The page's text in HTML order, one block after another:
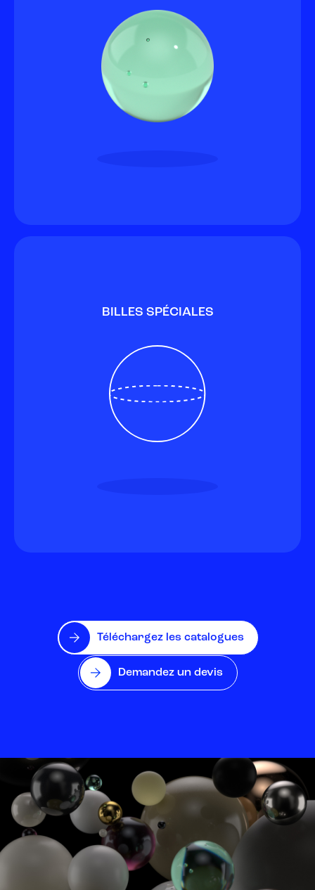
BILLES SPÉCIALES
Téléchargez les catalogues
Demandez un devis